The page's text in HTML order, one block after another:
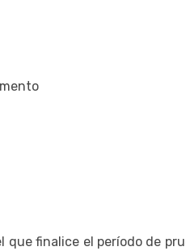
que finalice el período de